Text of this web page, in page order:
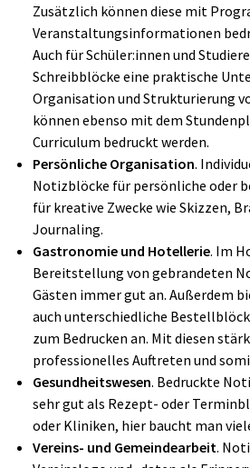
Zusätzlich können diese mit
Veranstaltungsinformationen
Auch für Schüler:innen und
Schreibblöcke eine praktische
Organisation und Strukturierung
können ebenso mit dem
Curriculum bedruckt werden.
Persönliche Organisation.
Notizblöcke für persönliche oder
für kreative Zwecke wie Skizzen,
Journaling.
Gastronomie und Hotellerie. Im
Bereitstellung von gebrandeten
Gästen immer gut an. Außerdem
auch unterschiedliche
zum Bedrucken an. Mit diesen
professionelles Auftreten und
Gesundheitswesen. Bedruckte
sehr gut als Rezept- oder
oder Kliniken, hier baucht man
Vereins- und Gemeindearbeit.